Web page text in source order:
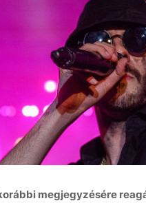
megjegyzésére